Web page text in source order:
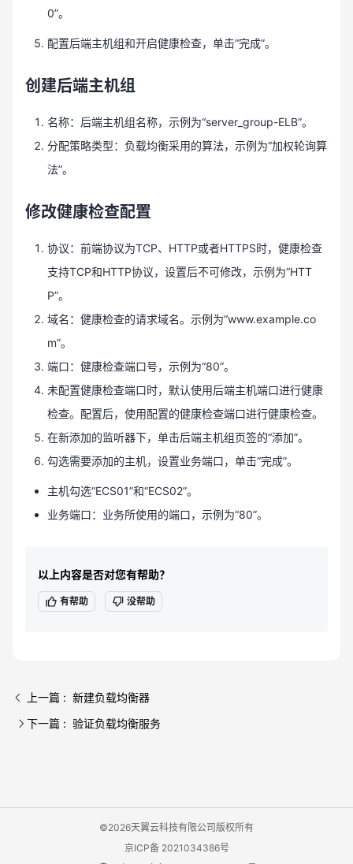
0”。
配置后端主机组和开启健康检查，单击“完成”。
创建后端主机组
名称：后端主机组名称，示例为“server_group-ELB”。
分配策略类型：负载均衡采用的算法，示例为“加权轮询算
法”。
修改健康检查配置
协议：前端协议为TCP、HTTP或者HTTPS时，健康检查
支持TCP和HTTP协议，设置后不可修改，示例为“HTT
P”。
域名：健康检查的请求域名。示例为“www.example.co
m”。
端口：健康检查端口号，示例为“80”。
未配置健康检查端口时，默认使用后端主机端口进行健康
检查。配置后，使用配置的健康检查端口进行健康检查。
在新添加的监听器下，单击后端主机组页签的“添加”。
勾选需要添加的主机，设置业务端口，单击“完成”。
主机勾选“ECS01”和“ECS02”。
业务端口：业务所使用的端口，示例为“80”。
以上内容是否对您有帮助？
有帮助 没帮助
上一篇 : 新建负载均衡器
下一篇 : 验证负载均衡服务
©2026天翼云科技有限公司版权所有
京ICP备 2021034386号